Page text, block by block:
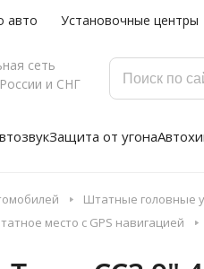
авто Установочные центры
сеть
и СНГ
Защита от угона
Штатные головные
место с GPS навигацией